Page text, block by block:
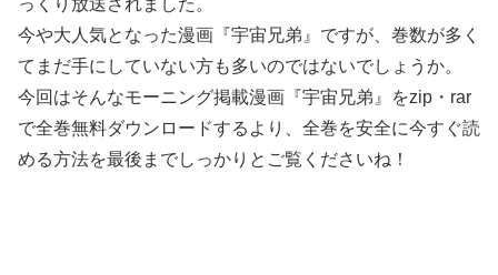
っくり放送されました。
今や大人気となった漫画『宇宙兄弟』ですが、巻数が多く
てまだ手にしていない方も多いのではないでしょうか。
今回はそんなモーニング掲載漫画『宇宙兄弟』をzip・rar
で全巻無料ダウンロードするより、全巻を安全に今すぐ読
める方法を最後までしっかりとご覧くださいね！